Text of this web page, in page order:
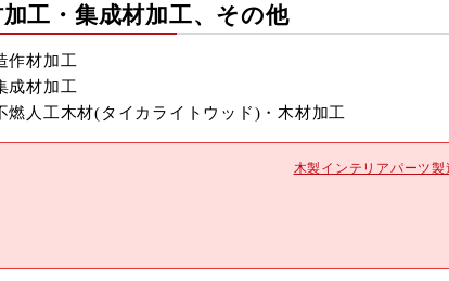
工・集成材加工、その他
作材加工
成材加工
燃人工木材(タイカライトウッド)・木材加工
木製インテリアパーツ